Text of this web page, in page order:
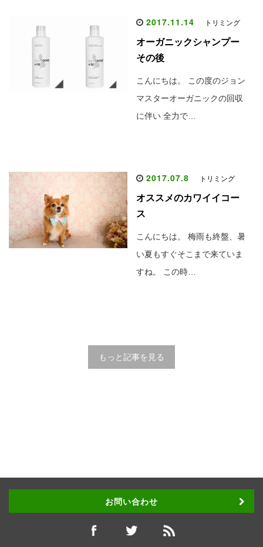
2017.11.14 トリミング
オーガニックシャンプー
その後
こんにちは。 この度のジョン
マスターオーガニックの回収
に伴い 全力で…
2017.07.8 トリミング
オススメのカワイイコー
ス
こんにちは。 梅雨も終盤、暑
い夏もすぐそこまで来ていま
すね。 この時…
もっと記事を見る
お問い合わせ